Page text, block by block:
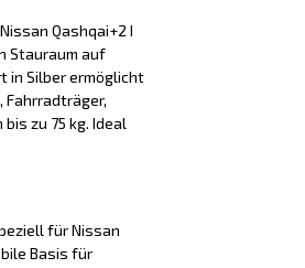
Qashqai+2 I
Stauraum auf
in Silber ermöglicht
Fahrradträger,
zu 75 kg. Ideal
für Nissan
Basis für